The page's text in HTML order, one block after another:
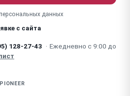
кнопка (Mute, Solo, PFL,
плата / DSP-процессор
данных
с сайта
128-27-43 · Ежедневно с 9:00 до